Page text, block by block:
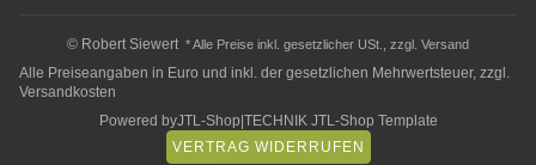
© Robert Siewert* Alle Preise inkl. gesetzlicher USt., zzgl. Versand
Alle Preiseangaben in Euro und inkl. der gesetzlichen Mehrwertsteuer, zzgl.
Versandkosten
Powered byJTL-Shop TECHNIK JTL-Shop Template
VERTRAG WIDERRUFEN